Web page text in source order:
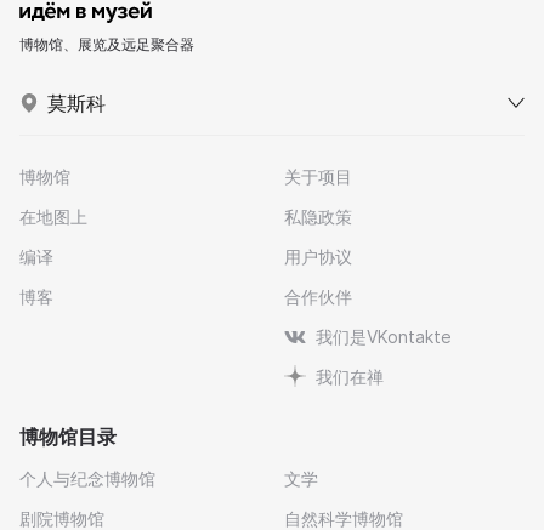
博物馆、展览及远足聚合器
莫斯科
博物馆
在地图上
编译
博客
关于项目
私隐政策
用户协议
合作伙伴
我们是VKontakte
我们在禅
博物馆目录
个人与纪念博物馆
剧院博物馆
文学
自然科学博物馆